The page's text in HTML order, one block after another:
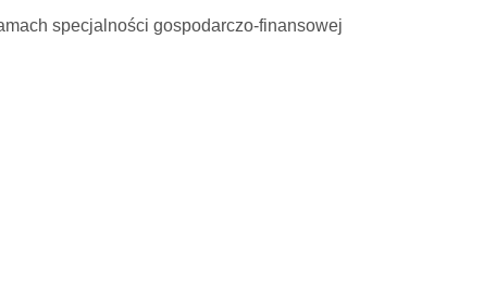
specjalności gospodarczo-finansowej